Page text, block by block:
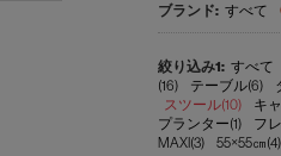
すべて
すべて
(16)
テーブル(6)
スツール(10)
キ
プランター(1)
フ
MAXI(3)
55×55㎝(4)